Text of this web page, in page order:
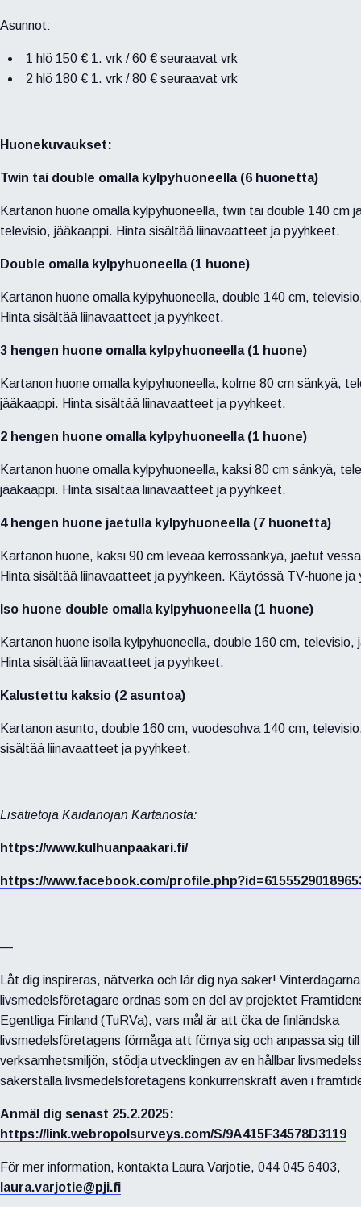
Asunnot:
1 hlö 150 € 1. vrk / 60 € seuraavat vrk
2 hlö 180 € 1. vrk / 80 € seuraavat vrk
Huonekuvaukset:
Twin tai double omalla kylpyhuoneella (6 huonetta)
Kartanon huone omalla kylpyhuoneella, twin tai double 140 cm
televisio, jääkaappi. Hinta sisältää liinavaatteet ja pyyhkeet.
Double omalla kylpyhuoneella (1 huone)
Kartanon huone omalla kylpyhuoneella, double 140 cm,
Hinta sisältää liinavaatteet ja pyyhkeet.
3 hengen huone omalla kylpyhuoneella (1 huone)
Kartanon huone omalla kylpyhuoneella, kolme 80 cm sänkyä,
jääkaappi. Hinta sisältää liinavaatteet ja pyyhkeet.
2 hengen huone omalla kylpyhuoneella (1 huone)
Kartanon huone omalla kylpyhuoneella, kaksi 80 cm sänkyä,
jääkaappi. Hinta sisältää liinavaatteet ja pyyhkeet.
4 hengen huone jaetulla kylpyhuoneella (7 huonetta)
Kartanon huone, kaksi 90 cm leveää kerrossänkyä, jaetut
Hinta sisältää liinavaatteet ja pyyhkeen. Käytössä TV-huone ja
Iso huone double omalla kylpyhuoneella (1 huone)
Kartanon huone isolla kylpyhuoneella, double 160 cm, televisio,
Hinta sisältää liinavaatteet ja pyyhkeet.
Kalustettu kaksio (2 asuntoa)
Kartanon asunto, double 160 cm, vuodesohva 140 cm,
sisältää liinavaatteet ja pyyhkeet.
Lisätietoja Kaidanojan Kartanosta:
https://www.kulhuanpaakari.fi/
https://www.facebook.com/
—
Låt dig inspireras, nätverka och lär dig nya saker!
livsmedelsföretagare ordnas som en del av projektet
Egentliga Finland (TuRVa), vars mål är att öka de finländska
livsmedelsföretagens förmåga att förnya sig och anpassa sig
verksamhetsmiljön, stödja utvecklingen av en hållbar
säkerställa livsmedelsföretagens konkurrenskraft även i
Anmäl dig senast 25.2.2025:
https://link.webropolsurveys.com/S/9A415F34578D3119
För mer information, kontakta Laura Varjotie, 044 045 6403,
laura.varjotie@pji.fi